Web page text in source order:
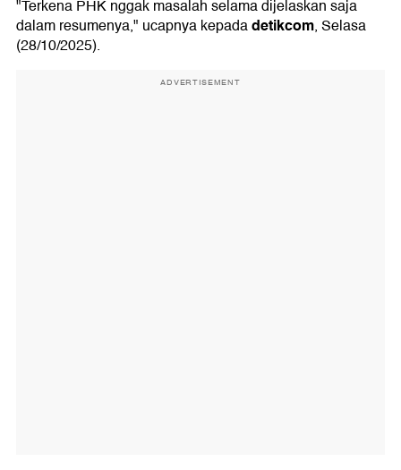
"Terkena PHK nggak masalah selama dijelaskan saja
dalam resumenya," ucapnya kepadadetikcom, Selasa
(28/10/2025).
ADVERTISEMENT